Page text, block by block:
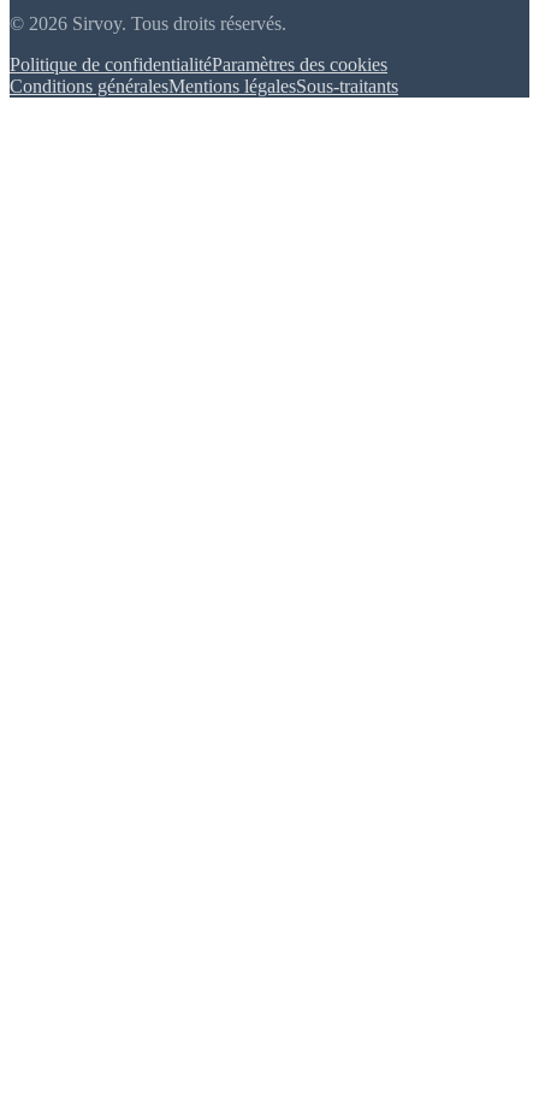
© 2026 Sirvoy. Tous droits réservés.
Politique de confidentialitéParamètres des cookies
Conditions généralesMentions légalesSous-traitants